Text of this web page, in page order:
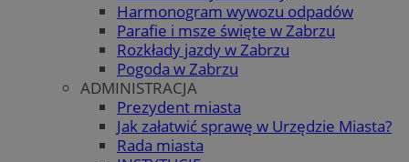
Harmonogram wywozu odpadów
Parafie i msze święte w Zabrzu
Rozkłady jazdy w Zabrzu
Pogoda w Zabrzu
ADMINISTRACJA
Prezydent miasta
Jak załatwić sprawę w Urzędzie Miasta?
Rada miasta